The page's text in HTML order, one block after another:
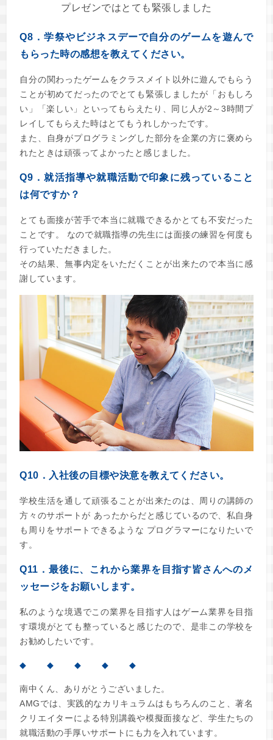
プレゼンではとても緊張しました
Q8．学祭やビジネスデーで自分のゲームを遊んで
もらった時の感想を教えてください。
自分の関わったゲームをクラスメイト以外に遊んでもらう
ことが初めてだったのでとても緊張しましたが「おもしろ
い」「楽しい」といってもらえたり、同じ人が2～3時間プ
レイしてもらえた時はとてもうれしかったです。
また、自身がプログラミングした部分を企業の方に褒めら
れたときは頑張ってよかったと感じました。
Q9．就活指導や就職活動で印象に残っていること
は何ですか？
とても面接が苦手で本当に就職できるかとても不安だった
ことです。 なので就職指導の先生には面接の練習を何度も
行っていただきました。
その結果、無事内定をいただくことが出来たので本当に感
謝しています。
Q10．入社後の目標や決意を教えてください。
学校生活を通して頑張ることが出来たのは、周りの講師の
方々のサポートが あったからだと感じているので、私自身
も周りをサポートできるような プログラマーになりたいで
す。
Q11．最後に、これから業界を目指す皆さんへのメ
ッセージをお願いします。
私のような境遇でこの業界を目指す人はゲーム業界を目指
す環境がとても整っていると感じたので、是非この学校を
お勧めしたいです。
◆ ◆ ◆ ◆ ◆
南中くん、ありがとうございました。
AMGでは、実践的なカリキュラムはもちろんのこと、著名
クリエイターによる特別講義や模擬面接など、学生たちの
就職活動の手厚いサポートにも力を入れています。